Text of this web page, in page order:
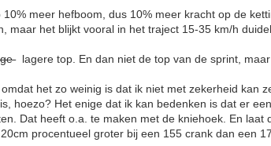
meer hefboom, dus 10% meer kracht op de
maar het blijkt vooral in het traject 15-35 km/h
lagere top. En dan niet de top van de sprint, maar
het zo weinig is dat ik niet met zekerheid kan
hoezo? Het enige dat ik kan bedenken is dat er
Dat heeft o.a. te maken met de kniehoek. En laat
procentueel groter bij een 155 crank dan een